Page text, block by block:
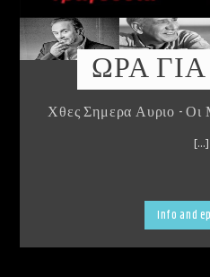
ΩΡΑ
Χθες Σημερα Αυριο - Οι
[...]
Info and